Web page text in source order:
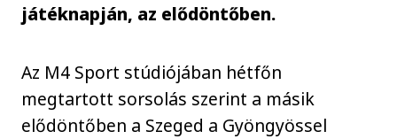
játéknapján, az elődöntőben.
Az M4 Sport stúdiójában hétfőn
megtartott sorsolás szerint a másik
elődöntőben a Szeged a Gyöngyössel